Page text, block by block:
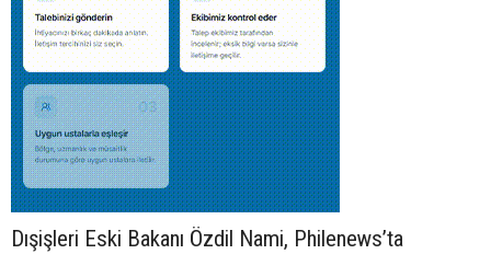
Dışişleri Eski Bakanı Özdil Nami, Philenews’ta